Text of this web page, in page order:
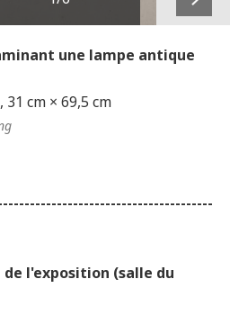
une lampe antique
cm × 69,5 cm
Next
de l'exposition (salle du